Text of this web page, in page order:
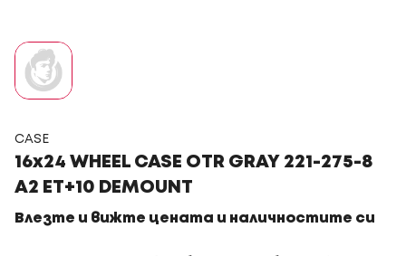
CASE
16x24 WHEEL CASE OTR GRAY 221-275-8
A2 ET+10 DEMOUNT
Влезте и вижте цената и наличностите си